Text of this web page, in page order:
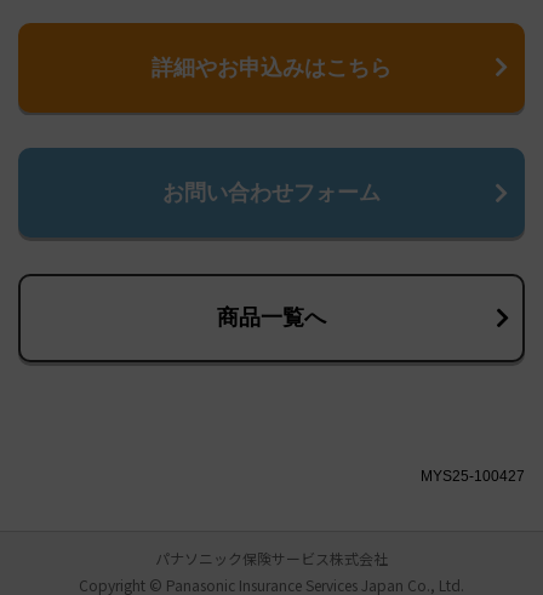
詳細やお申込みはこちら
お問い合わせフォーム
商品一覧へ
MYS25-100427
パナソニック保険サービス株式会社
Copyright © Panasonic Insurance Services Japan Co., Ltd.